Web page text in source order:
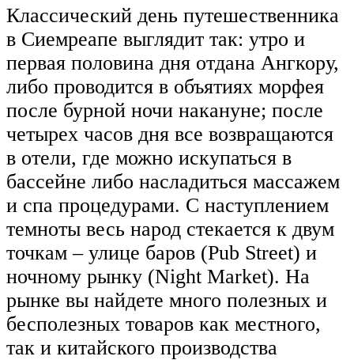
Классический день путешественника
в Сиемреапе выглядит так: утро и
первая половина дня отдана Ангкору,
либо проводится в объятиях морфея
после бурной ночи накануне; после
четырех часов дня все возвращаются
в отели, где можно искупаться в
бассейне либо насладиться массажем
и спа процедурами. С наступлением
темноты весь народ стекается к двум
точкам – улице баров (Pub Street) и
ночному рынку (Night Market). На
рынке вы найдете много полезных и
бесполезных товаров как местного,
так и китайского производства